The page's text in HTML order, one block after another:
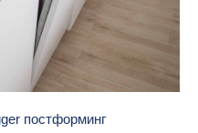
постформинг